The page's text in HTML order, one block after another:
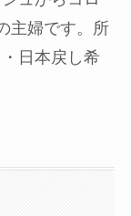
主婦です。所
日本戻し希